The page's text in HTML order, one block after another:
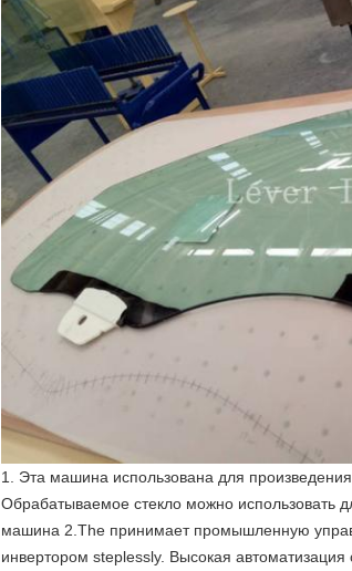
1. Эта машина использована для произведения
Обрабатываемое стекло можно использовать
машина 2.The принимает промышленную
инвертором steplessly. Высокая